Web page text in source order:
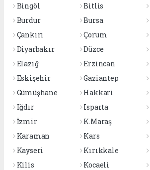
Bingöl
Bitlis
Burdur
Bursa
Çankırı
Çorum
Diyarbakır
Düzce
Elazığ
Erzincan
Eskişehir
Gaziantep
Gümüşhane
Hakkari
Iğdır
Isparta
İzmir
K.Maraş
Karaman
Kars
Kayseri
Kırıkkale
Kilis
Kocaeli